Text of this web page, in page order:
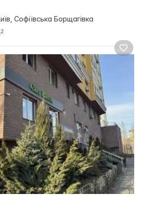
Софіївська Борщагівка
2